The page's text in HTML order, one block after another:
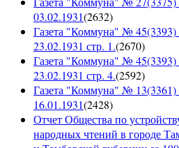
03.02.1931(2632)
Газета "Коммуна" № 45(3393)
23.02.1931 стр. 1.(2670)
Газета "Коммуна" № 45(3393)
23.02.1931 стр. 4.(2592)
Газета "Коммуна" № 13(3361)
16.01.1931(2428)
Отчет Общества по
народных чтений в городе